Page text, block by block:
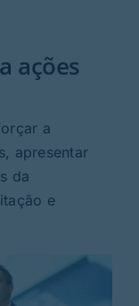
ações
a
apresentar
da
e